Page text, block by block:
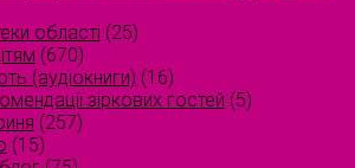
області (25)
(670)
(аудіокниги) (16)
зіркових гостей (5)
(257)
(15)